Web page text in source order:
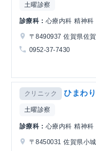
土曜診察
診療科： 心療内科 精神科
〒8490937 佐賀県佐
0952-37-7430
クリニック ひまわ
土曜診察
診療科： 心療内科 精神科
〒8450031 佐賀県小